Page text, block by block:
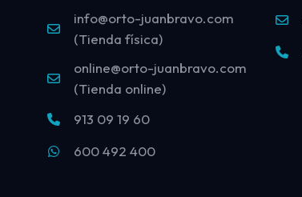
info@orto-juanbravo.com
(Tienda física)
online@orto-juanbravo.com
(Tienda online)
913 09 19 60
600 492 400